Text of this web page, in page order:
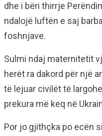
dhe i bëri thirrje
ndalojë luftën e saj
foshnjave.
Sulmi ndaj maternitetit
herët ra dakord për një
të lejuar civilët të
prekura më keq në
Por jo gjithçka po ecën